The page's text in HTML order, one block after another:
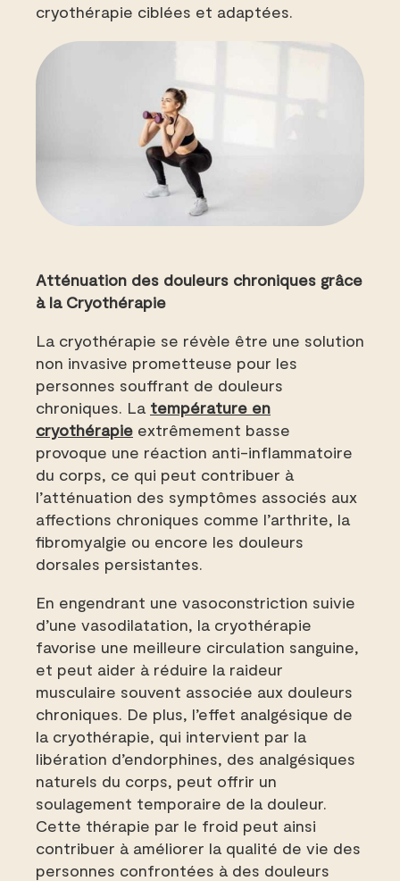
cryothérapie ciblées et adaptées.
Atténuation des douleurs chroniques grâce
à la Cryothérapie
La cryothérapie se révèle être une solution
non invasive prometteuse pour les
personnes souffrant de douleurs
chroniques. La température en
cryothérapie extrêmement basse
provoque une réaction anti-inflammatoire
du corps, ce qui peut contribuer à
l’atténuation des symptômes associés aux
affections chroniques comme l’arthrite, la
fibromyalgie ou encore les douleurs
dorsales persistantes.
En engendrant une vasoconstriction suivie
d’une vasodilatation, la cryothérapie
favorise une meilleure circulation sanguine,
et peut aider à réduire la raideur
musculaire souvent associée aux douleurs
chroniques. De plus, l’effet analgésique de
la cryothérapie, qui intervient par la
libération d’endorphines, des analgésiques
naturels du corps, peut offrir un
soulagement temporaire de la douleur.
Cette thérapie par le froid peut ainsi
contribuer à améliorer la qualité de vie des
personnes confrontées à des douleurs